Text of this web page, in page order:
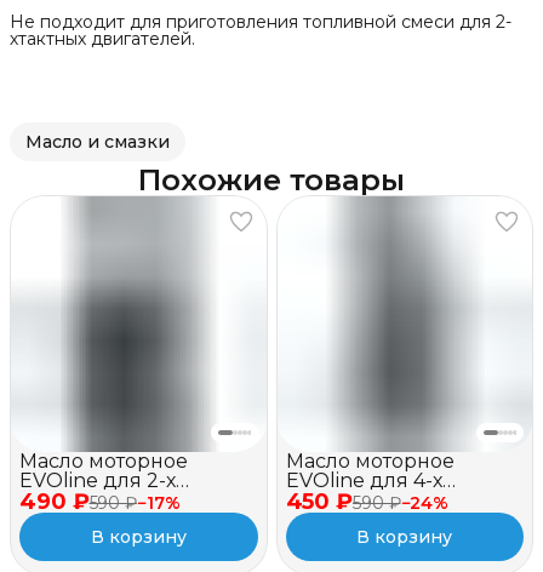
Не подходит для приготовления топливной смеси для 2-
хтактных двигателей.
Масло и смазки
Похожие товары
490 ₽590 ₽−17%
Масло моторное
EVOline для 2-х
тактных двигателей,
полусинтетическое,
API TC, 1 лВ корзину
450 ₽590 ₽−24%
Масло моторное
EVOline для 4-х
тактных двигателей,
полусинтетическое,
SAE 10W-40 API SJ/CF, 1
л
В корзину